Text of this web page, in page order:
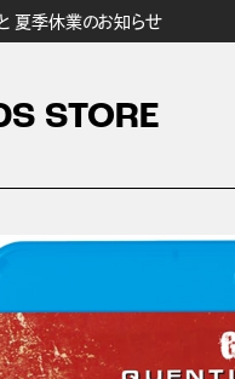
夏季休業のお知らせ
STORE